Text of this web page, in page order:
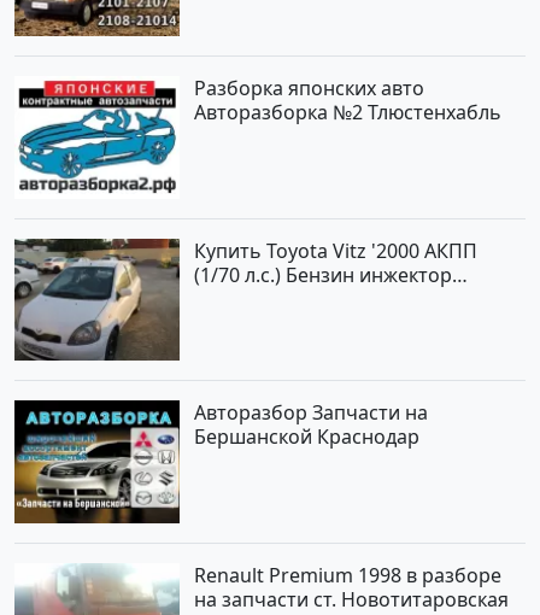
Разборка японских авто
Авторазборка №2 Тлюстенхабль
Купить Toyota Vitz '2000 АКПП
(1/70 л.с.) Бензин инжектор
Авторазбор Запчасти на
Бершанской Краснодар
Renault Premium 1998 в разборе
на запчасти ст. Новотитаровская